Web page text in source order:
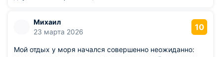
Михаил
23 марта 2026
10
Мой отдых у моря начался совершенно неожиданно: